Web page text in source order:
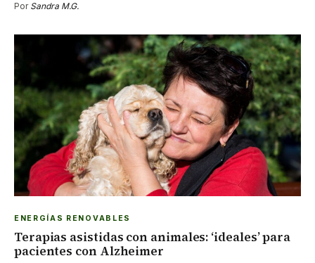
Por Sandra M.G.
ENERGÍAS RENOVABLES
Terapias asistidas con animales: ‘ideales’ para
pacientes con Alzheimer